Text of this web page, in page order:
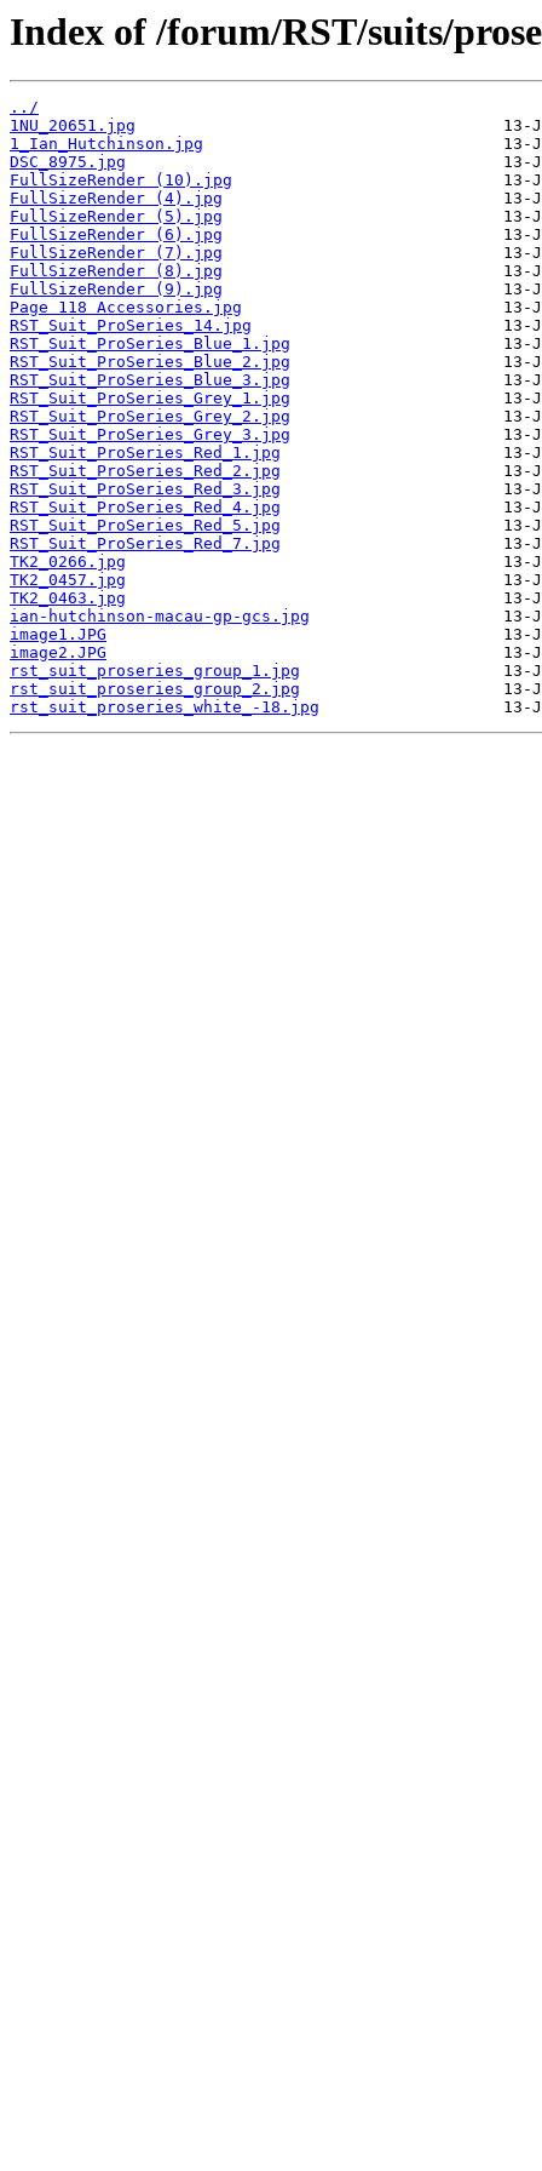
Index of /forum/RST/suits/
../
1NU_20651.jpg
1_Ian_Hutchinson.jpg
DSC_8975.jpg
FullSizeRender (10).jpg
FullSizeRender (4).jpg
FullSizeRender (5).jpg
FullSizeRender (6).jpg
FullSizeRender (7).jpg
FullSizeRender (8).jpg
FullSizeRender (9).jpg
Page 118 Accessories.jpg
RST_Suit_ProSeries_14.jpg
RST_Suit_ProSeries_Blue_1.jpg
RST_Suit_ProSeries_Blue_2.jpg
RST_Suit_ProSeries_Blue_3.jpg
RST_Suit_ProSeries_Grey_1.jpg
RST_Suit_ProSeries_Grey_2.jpg
RST_Suit_ProSeries_Grey_3.jpg
RST_Suit_ProSeries_Red_1.jpg
RST_Suit_ProSeries_Red_2.jpg
RST_Suit_ProSeries_Red_3.jpg
RST_Suit_ProSeries_Red_4.jpg
RST_Suit_ProSeries_Red_5.jpg
RST_Suit_ProSeries_Red_7.jpg
TK2_0266.jpg
TK2_0457.jpg
TK2_0463.jpg
ian-hutchinson-macau-gp-gcs.jpg
image1.JPG
image2.JPG
rst_suit_proseries_group_1.jpg
rst_suit_proseries_group_2.jpg
rst_suit_proseries_white_-18.jpg